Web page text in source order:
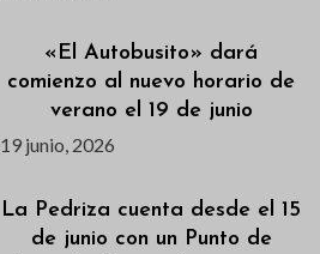
«El Autobusito» dará
comienzo al nuevo horario de
verano el 19 de junio
19 junio, 2026
La Pedriza cuenta desde el 15
de junio con un Punto de